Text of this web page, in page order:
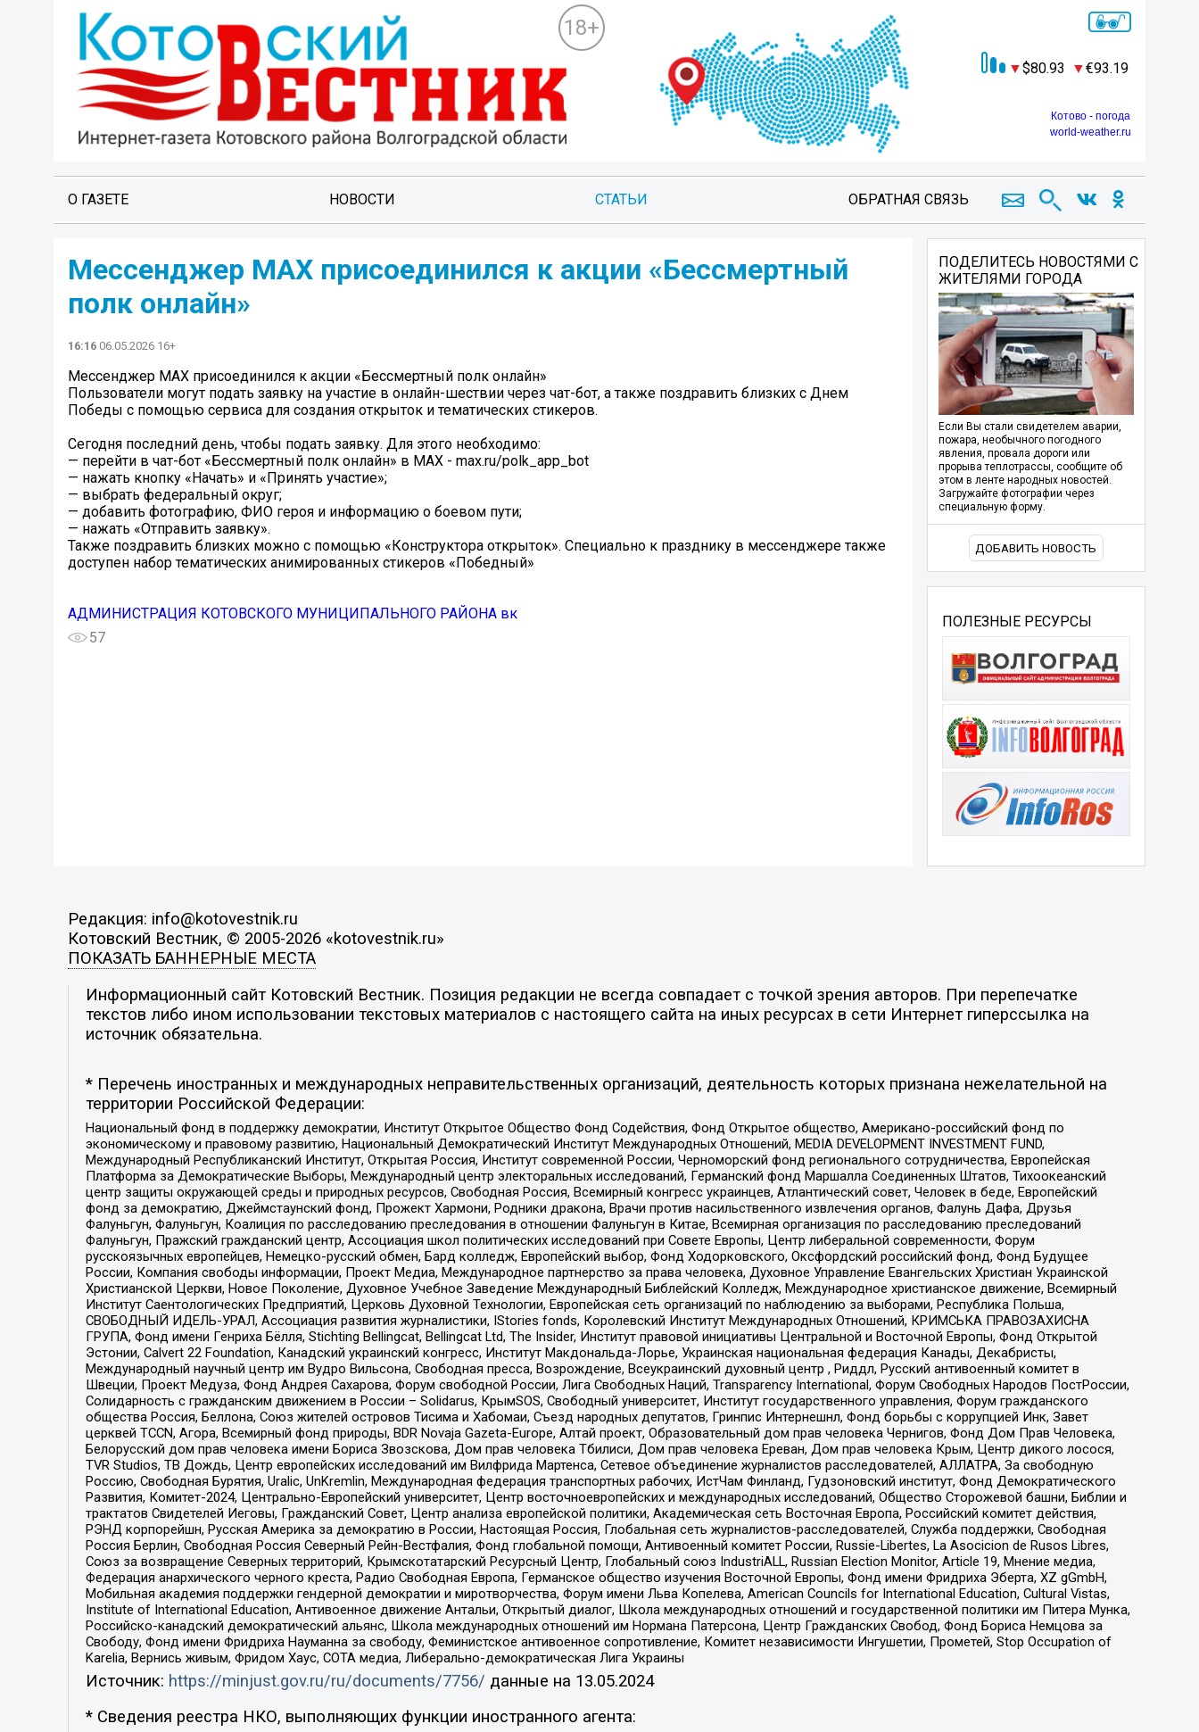
18+
80.93 93.19
Котово - погода
world-weather.ru
О ГАЗЕТЕ НОВОСТИ СТАТЬИ ОБРАТНАЯ СВЯЗЬ
Мессенджер MAX присоединился к акции «Бессмертный
полк онлайн»
16:16 06.05.2026 16+
Мессенджер MAX присоединился к акции «Бессмертный полк онлайн»
Пользователи могут подать заявку на участие в онлайн-шествии через чат-бот, а также поздравить близких с Днем
Победы с помощью сервиса для создания открыток и тематических стикеров.
Сегодня последний день, чтобы подать заявку. Для этого необходимо:
— перейти в чат-бот «Бессмертный полк онлайн» в MAX - max.ru/polk_app_bot
— нажать кнопку «Начать» и «Принять участие»;
— выбрать федеральный округ;
— добавить фотографию, ФИО героя и информацию о боевом пути;
— нажать «Отправить заявку».
Также поздравить близких можно с помощью «Конструктора открыток». Специально к празднику в мессенджере также
доступен набор тематических анимированных стикеров «Победный»
АДМИНИСТРАЦИЯ КОТОВСКОГО МУНИЦИПАЛЬНОГО РАЙОНА вк
57
ПОДЕЛИТЕСЬ НОВОСТЯМИ С
ЖИТЕЛЯМИ ГОРОДА
Если Вы стали свидетелем аварии,
пожара, необычного погодного
явления, провала дороги или
прорыва теплотрассы, сообщите об
этом в ленте народных новостей.
Загружайте фотографии через
специальную форму.
ДОБАВИТЬ НОВОСТЬ
ПОЛЕЗНЫЕ РЕСУРСЫ
Редакция: info@kotovestnik.ru
Котовский Вестник, © 2005-2026 «kotovestnik.ru»
ПОКАЗАТЬ БАННЕРНЫЕ МЕСТА
Информационный сайт Котовский Вестник. Позиция редакции не всегда совпадает с точкой зрения авторов. При перепечатке
текстов либо ином использовании текстовых материалов с настоящего сайта на иных ресурсах в сети Интернет гиперссылка на
источник обязательна.
* Перечень иностранных и международных неправительственных организаций, деятельность которых признана нежелательной на
территории Российской Федерации:
Национальный фонд в поддержку демократии, Институт Открытое Общество Фонд Содействия, Фонд Открытое общество, Американо-российский фонд по
экономическому и правовому развитию, Национальный Демократический Институт Международных Отношений, MEDIA DEVELOPMENT INVESTMENT FUND,
Международный Республиканский Институт, Открытая Россия, Институт современной России, Черноморский фонд регионального сотрудничества, Европейская
Платформа за Демократические Выборы, Международный центр электоральных исследований, Германский фонд Маршалла Соединенных Штатов, Тихоокеанский
центр защиты окружающей среды и природных ресурсов, Свободная Россия, Всемирный конгресс украинцев, Атлантический совет, Человек в беде, Европейский
фонд за демократию, Джеймстаунский фонд, Прожект Хармони, Родники дракона, Врачи против насильственного извлечения органов, Фалунь Дафа, Друзья
Фалуньгун, Фалуньгун, Коалиция по расследованию преследования в отношении Фалуньгун в Китае, Всемирная организация по расследованию преследований
Фалуньгун, Пражский гражданский центр, Ассоциация школ политических исследований при Совете Европы, Центр либеральной современности, Форум
русскоязычных европейцев, Немецко-русский обмен, Бард колледж, Европейский выбор, Фонд Ходорковского, Оксфордский российский фонд, Фонд Будущее
России, Компания свободы информации, Проект Медиа, Международное партнерство за права человека, Духовное Управление Евангельских Христиан Украинской
Христианской Церкви, Новое Поколение, Духовное Учебное Заведение Международный Библейский Колледж, Международное христианское движение, Всемирный
Институт Саентологических Предприятий, Церковь Духовной Технологии, Европейская сеть организаций по наблюдению за выборами, Республика Польша,
СВОБОДНЫЙ ИДЕЛЬ-УРАЛ, Ассоциация развития журналистики, IStories fonds, Королевский Институт Международных Отношений, КРИМСЬКА ПРАВОЗАХИСНА
ГРУПА, Фонд имени Генриха Бёлля, Stichting Bellingcat, Bellingcat Ltd, The Insider, Институт правовой инициативы Центральной и Восточной Европы, Фонд Открытой
Эстонии, Calvert 22 Foundation, Канадский украинский конгресс, Институт Макдональда-Лорье, Украинская национальная федерация Канады, Декабристы,
Международный научный центр им Вудро Вильсона, Свободная пресса, Возрождение, Всеукраинский духовный центр , Риддл, Русский антивоенный комитет в
Швеции, Проект Медуза, Фонд Андрея Сахарова, Форум свободной России, Лига Свободных Наций, Transparеncy International, Форум Свободных Народов ПостРоссии,
Солидарность с гражданским движением в России – Solidarus, КрымSOS, Свободный университет, Институт государственного управления, Форум гражданского
общества Россия, Беллона, Союз жителей островов Тисима и Хабомаи, Съезд народных депутатов, Гринпис Интернешнл, Фонд борьбы с коррупцией Инк, Завет
церквей TCCN, Агора, Всемирный фонд природы, BDR Novaja Gazeta-Europe, Алтай проект, Образовательный дом прав человека Чернигов, Фонд Дом Прав Человека,
Белорусский дом прав человека имени Бориса Звозскова, Дом прав человека Тбилиси, Дом прав человека Ереван, Дом прав человека Крым, Центр дикого лосося,
TVR Studios, ТВ Дождь, Центр европейских исследований им Вилфрида Мартенса, Сетевое объединение журналистов расследователей, АЛЛАТРА, За свободную
Россию, Свободная Бурятия, Uralic, UnKremlin, Международная федерация транспортных рабочих, ИстЧам Финланд, Гудзоновский институт, Фонд Демократического
Развития, Комитет-2024, Центрально-Европейский университет, Центр восточноевропейских и международных исследований, Общество Сторожевой башни, Библии и
трактатов Свидетелей Иеговы, Гражданский Совет, Центр анализа европейской политики, Академическая сеть Восточная Европа, Российский комитет действия,
РЭНД корпорейшн, Русская Америка за демократию в России, Настоящая Россия, Глобальная сеть журналистов-расследователей, Служба поддержки, Свободная
Россия Берлин, Свободная Россия Северный Рейн-Вестфалия, Фонд глобальной помощи, Антивоенный комитет России, Russie-Libertes, La Asocicion de Rusos Libres,
Союз за возвращение Северных территорий, Крымскотатарский Ресурсный Центр, Глобальный союз IndustriALL, Russian Election Monitor, Article 19, Мнение медиа,
Федерация анархического черного креста, Радио Свободная Европа, Германское общество изучения Восточной Европы, Фонд имени Фридриха Эберта, XZ gGmbH,
Мобильная академия поддержки гендерной демократии и миротворчества, Форум имени Льва Копелева, American Councils for International Education, Cultural Vistas,
Institute of International Education, Антивоенное движение Антальи, Открытый диалог, Школа международных отношений и государственной политики им Питера Мунка,
Российско-канадский демократический альянс, Школа международных отношений им Нормана Патерсона, Центр Гражданских Свобод, Фонд Бориса Немцова за
Свободу, Фонд имени Фридриха Науманна за свободу, Феминистское антивоенное сопротивление, Комитет независимости Ингушетии, Прометей, Stop Occupation of
Karelia, Вернись живым, Фридом Хаус, СОТА медиа, Либерально-демократическая Лига Украины
Источник: https://minjust.gov.ru/ru/documents/7756/ данные на 13.05.2024
* Сведения реестра НКО, выполняющих функции иностранного агента: